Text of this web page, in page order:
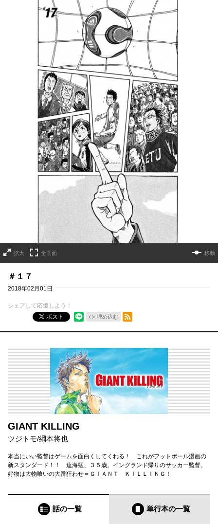
拡大 全画面 移動
＃１７
2018年02月01日
シェアして応援しよう！
ポスト
埋め込む
RSSフィード
GIANT KILLING
ツジトモ/綱本将也
本当にいい監督はゲームを面白くしてくれる！ これがフットボール漫画の
新スタンダード！！ 達海猛、３５歳。イングランド帰りのサッカー監督。
好物は大物喰いの大番狂わせ＝ＧＩＡＮＴ ＫＩＬＬＩＮＧ！
話の一覧 単行本の一覧